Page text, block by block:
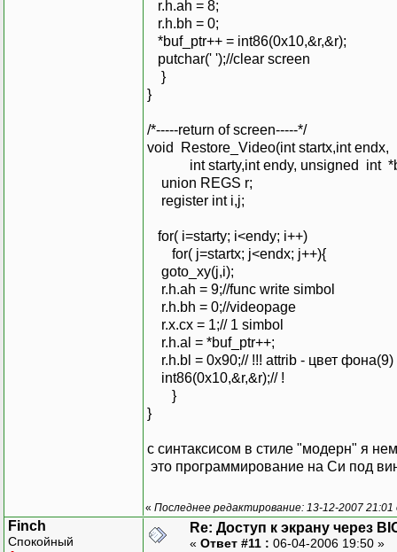
r.h.ah = 8;
r.h.bh = 0;
*buf_ptr++ = int86(0x10,&r,&r);
putchar(' ');//clear screen
}
}
/*-----return of screen-----*/
void Restore_Video(int startx,int endx,
int starty,int endy, unsigned int
union REGS r;
register int i,j;
for( i=starty; i<endy; i++)
for( j=startx; j<endx; j++){
goto_xy(j,i);
r.h.ah = 9;//func write simbol
r.h.bh = 0;//videopage
r.x.cx = 1;// 1 simbol
r.h.al = *buf_ptr++;
r.h.bl = 0x90;// !!! attrib - цвет
int86(0x10,&r,&r);// !
}
}
с синтаксисом в стиле "модерн" я
это программирование на Си под
« Последнее редактирование: 13-12-2007
Finch
Спокойный
Re: Доступ к экрану через
« Ответ #11 : 06-04-2006 19:50 »